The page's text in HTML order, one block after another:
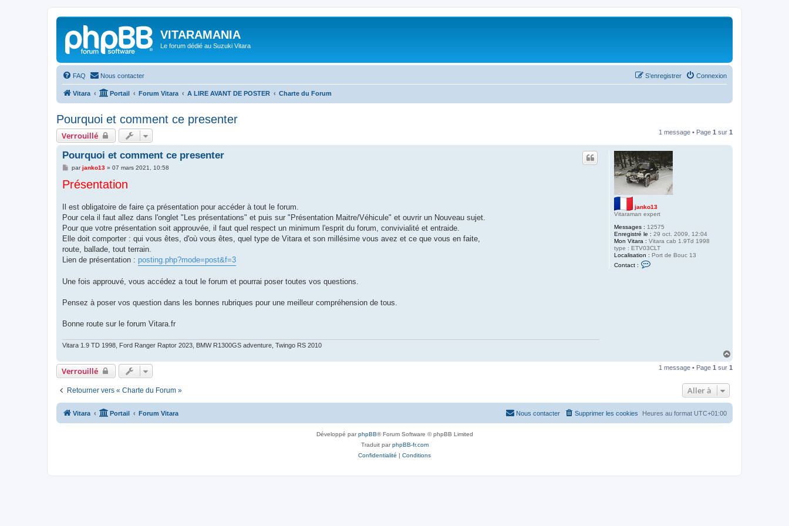
VITARAMANIA
Le forum dédié au Suzuki Vitara
FAQ Nous contacter Connexion
S’enregistrer
Vitara Portail Forum Vitara A LIRE AVANT DE POSTER Charte du Forum
Pourquoi et comment ce presenter
Verrouillé 1 message • Page 1 sur 1
janko13
Vitaraman expert
Messages : 12575
Enregistré le : 29 oct. 2009, 12:04
Mon Vitara : Vitara cab 1.9Td 1998
type : ETV03CLT
Localisation : Port de Bouc 13
Contact :
Pourquoi et comment ce presenter
M
s
s
e
parjanko13» 07 mars 2021, 10:58
Présentation
Il est obligatoire de faire ça présentation pour accéder à tout le forum.
Pour cela il faut allez dans l'onglet "Les présentations" et puis sur "Présentation Maitre/Véhicule" et ouvrir un Nouveau sujet.
Pour que votre présentation soit approuvée, il faut quel respect un minimum l'esprit du forum, convivialité et entraide.
Elle doit comporter : qui vous êtes, d'où vous êtes, quel type de Vitara et son millésime vous avez et ce que vous en faite,
route, ballade, tout terrain.
Lien de présentation : posting.php?mode=post&f=3
Une fois approuvé, vous accédez a tout le forum et pourrai poser toutes vos questions.
Pensez à poser vos question dans les bonnes rubriques pour une meilleur compréhension de tous.
Bonne route sur le forum Vitara.fr
Vitara 1.9 TD 1998, Ford Ranger Raptor 2023, BMW R1300GS adventure, Twingo RS 2010
u
Verrouillé 1 message • Page 1 sur 1
Retourner vers « Charte du Forum » Aller à
Vitara Portail Forum Vitara Heures au format UTC+01:00
Supprimer les cookies
Nous contacter
Développé parphpBB® Forum Software © phpBB Limited
Traduit parphpBB-fr.com
Confidentialité | Conditions